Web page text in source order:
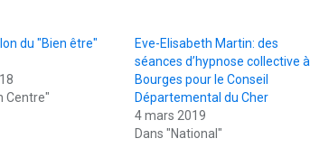
du "Bien être"
Centre"
Eve-Elisabeth Martin: des
séances d’hypnose collective à
Bourges pour le Conseil
Départemental du Cher
4 mars 2019
Dans "National"